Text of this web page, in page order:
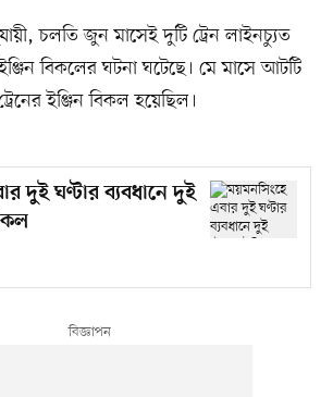
চলতি জুন মাসেই দুটি ট্রেন লাইনচ্যুত
বিকলের ঘটনা ঘটেছে। মে মাসে আটটি
ইঞ্জিন বিকল হয়েছিল।
দুই ঘণ্টার ব্যবধানে দুই